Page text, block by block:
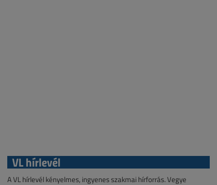
VL hírlevél
A VL hírlevél kényelmes, ingyenes szakmai hírforrás. Vegye